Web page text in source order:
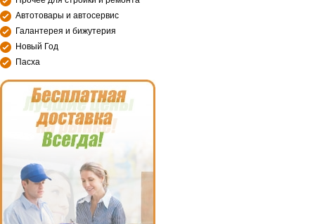
Автотовары и автосервис
Галантерея и бижутерия
Новый Год
Пасха